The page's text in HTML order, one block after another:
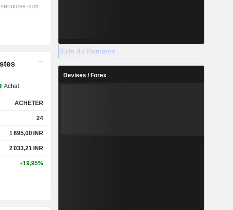
Achat
ACHETER
24
1 695,00 INR
2 033,21 INR
+19,95%
Suite du Palmarès
Devises / Forex